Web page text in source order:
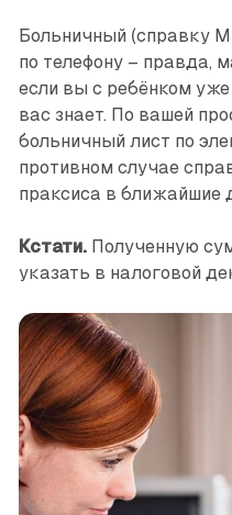
Больничный (справку
по телефону – правда,
если вы с ребёнком
вас знает. По вашей
больничный лист по
противном случае
праксиса в ­ближайшие
Кстати. Полученную
указать в налоговой